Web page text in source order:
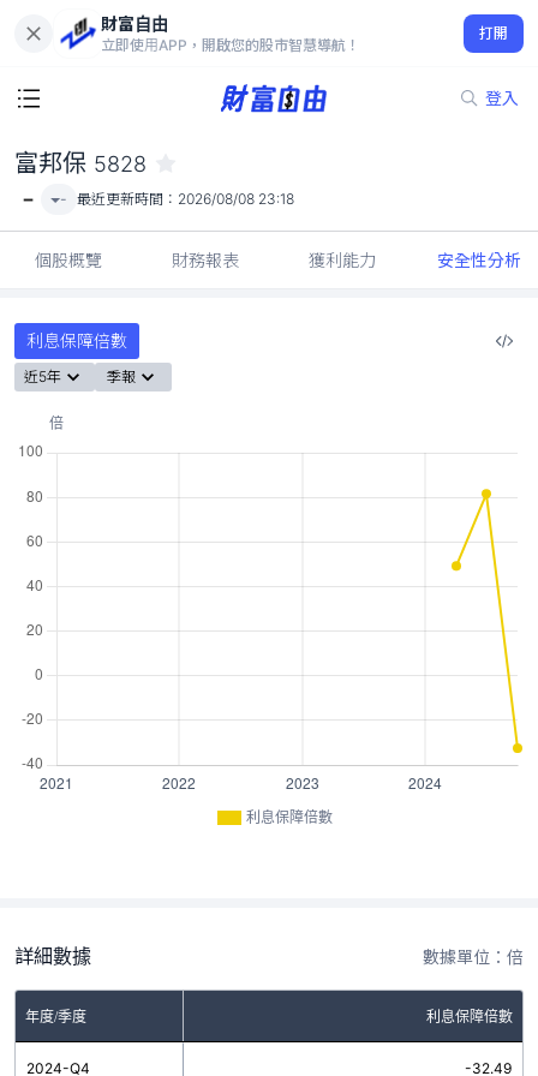
財富自由
立即使用APP，開啟您的股市智慧導航！
打開
登入
-
富邦保 5828
- - 最近更新時間： 2026/08/08 23:18
個股概覽 財務報表 獲利能力 安全性分析
利息保障倍數
近5年 季報
利息保障倍數
詳細數據 數據單位：倍
年度/季度 利息保障倍數
2024-Q4 -32.49